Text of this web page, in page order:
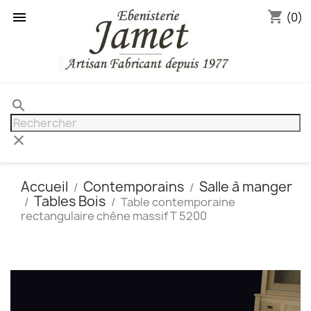
 shopping_cart (0)
search
clear
Accueil Contemporains
Salle à manger
Tables Bois
Table contemporaine
rectangulaire chêne massif T 5200